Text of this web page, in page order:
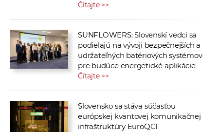
Čítajte >>
SUNFLOWERS: Slovenskí vedci sa
podieľajú na vývoji bezpečnejších a
udržateľných batériových systémov
pre budúce energetické aplikácie
Čítajte >>
Slovensko sa stáva súčasťou
európskej kvantovej komunikačnej
infraštruktúry EuroQCI